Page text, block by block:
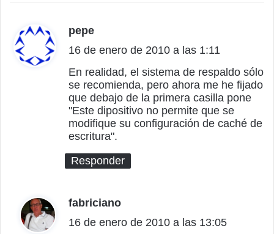
pepe
i
c
e
16 de enero de 2010 a las 1:11
En realidad, el sistema de respaldo sólo
se recomienda, pero ahora me he fijado
que debajo de la primera casilla pone
"Este dipositivo no permite que se
modifique su configuración de caché de
escritura".
Responder
fabriciano
i
16 de enero de 2010 a las 13:05